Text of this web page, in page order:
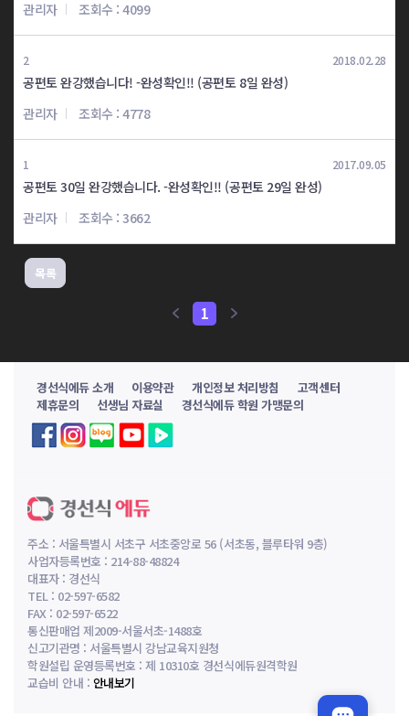
조*환
김*서 채*화
고123 7일완성
문*호 서*영
고123 8일완성
김*현
고123 8일완성
고123 8일완성
김*
고123 8일완성
오*은
이*중 이*정
토익 6일완성
조*나
토익 8일완성
박*희
토익 8일완성
관리자
조회수 : 4099
2 2018.02.28
공편토 완강했습니다! -완성확인!! (공편토 8일 완성)
관리자
조회수 : 4778
1 2017.09.05
공편토 30일 완강했습니다. -완성확인!! (공편토 29일 완성)
관리자
조회수 : 3662
목록
1
경선식에듀 소개 이용약관 개인정보 처리방침
고객센터
제휴문의
선생님 자료실 경선식에듀 학원 가맹문의
주소 : 서울특별시 서초구 서초중앙로 56 (서초동, 블루타워 9층)
사업자등록번호 : 214-88-48824
대표자 : 경선식
TEL : 02-597-6582
FAX : 02-597-6522
통신판매업 제2009-서울서초-1488호
신고기관명 : 서울특별시 강남교육지원청
학원설립 운영등록번호 : 제 10310호 경선식에듀원격학원
교습비 안내 : 안내보기